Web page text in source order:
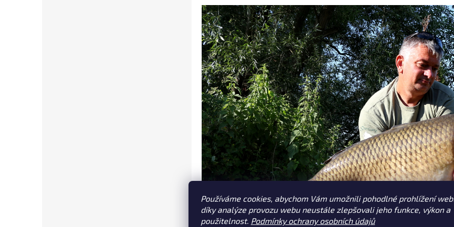
Používáme cookies, abychom Vám umožnili pohodlné prohlížení
díky analýze provozu webu neustále zlepšovali jeho funkce, výkon a
použitelnost. Podmínky ochrany osobních údajů